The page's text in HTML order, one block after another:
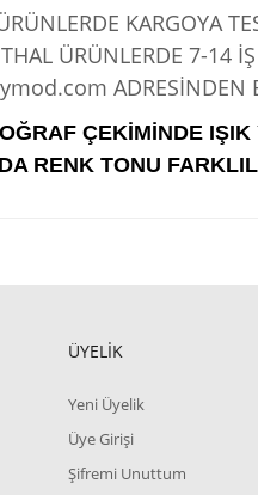
KARGOYA
ÜRÜNLERDE 7-14
ADRESİNDEN
ÇEKİMİNDE
RENK TONU
ÜYELİK
Yeni Üyelik
Üye Girişi
Şifremi Unuttum